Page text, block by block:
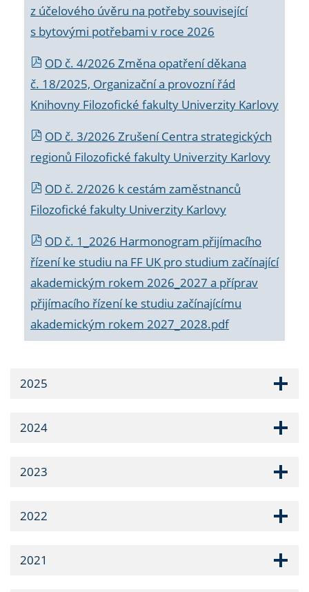
z účelového úvěru na potřeby související
s bytovými potřebami v roce 2026
OD č. 4/2026 Změna opatření děkana
č. 18/2025, Organizační a provozní řád
Knihovny Filozofické fakulty Univerzity Karlovy
OD č. 3/2026 Zrušení Centra strategických
regionů Filozofické fakulty Univerzity Karlovy
OD č. 2/2026 k cestám zaměstnanců
Filozofické fakulty Univerzity Karlovy
OD č. 1_2026 Harmonogram přijímacího
řízení ke studiu na FF UK pro studium začínající
akademickým rokem 2026_2027 a příprav
přijímacího řízení ke studiu začínajícímu
akademickým rokem 2027_2028.pdf
2025
2024
2023
2022
2021